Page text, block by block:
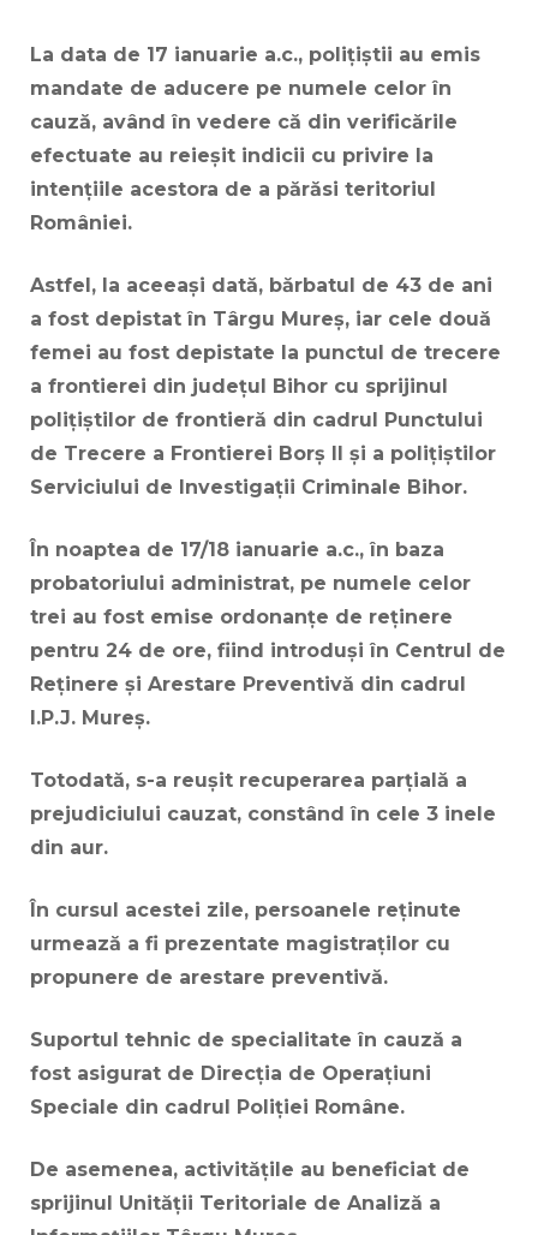
La data de 17 ianuarie a.c., polițiștii au emis
mandate de aducere pe numele celor în
cauză, având în vedere că din verificările
efectuate au reieșit indicii cu privire la
intențiile acestora de a părăsi teritoriul
României.
Astfel, la aceeași dată, bărbatul de 43 de ani
a fost depistat în Târgu Mureș, iar cele două
femei au fost depistate la punctul de trecere
a frontierei din județul Bihor cu sprijinul
polițiștilor de frontieră din cadrul Punctului
de Trecere a Frontierei Borș II și a polițiștilor
Serviciului de Investigații Criminale Bihor.
În noaptea de 17/18 ianuarie a.c., în baza
probatoriului administrat, pe numele celor
trei au fost emise ordonanțe de reținere
pentru 24 de ore, fiind introduși în Centrul de
Reținere și Arestare Preventivă din cadrul
I.P.J. Mureș.
Totodată, s-a reușit recuperarea parțială a
prejudiciului cauzat, constând în cele 3 inele
din aur.
În cursul acestei zile, persoanele reținute
urmează a fi prezentate magistraților cu
propunere de arestare preventivă.
Suportul tehnic de specialitate în cauză a
fost asigurat de Direcția de Operațiuni
Speciale din cadrul Poliției Române.
De asemenea, activitățile au beneficiat de
sprijinul Unității Teritoriale de Analiză a